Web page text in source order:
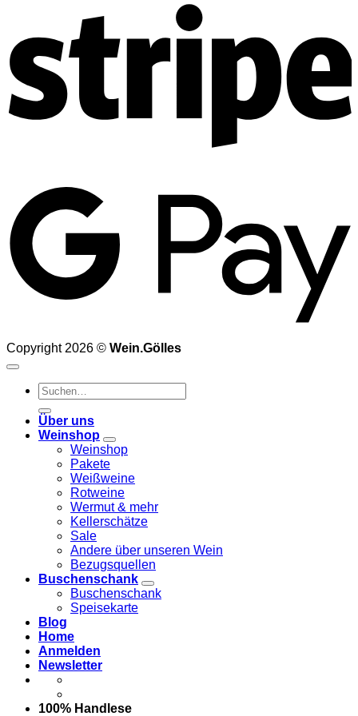
Copyright 2026 © Wein.Gölles
Suchen
nach:
Über uns
Weinshop
Weinshop
Pakete
Weißweine
Rotweine
Wermut & mehr
Kellerschätze
Sale
Andere über unseren Wein
Bezugsquellen
Buschenschank
Buschenschank
Speisekarte
Blog
Home
Anmelden
Newsletter
100% Handlese